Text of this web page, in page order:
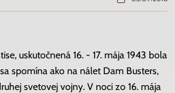
uskutočnená 16. - 17. mája 1943 bola
spomína ako na nálet Dam Busters,
svetovej vojny. V noci zo 16. mája